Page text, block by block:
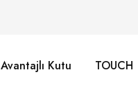
Avantajlı Kutu TOUCH